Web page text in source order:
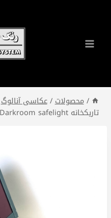
/محصولات/عکاسی آنالوگ
تاریکخانه Darkroom safelight